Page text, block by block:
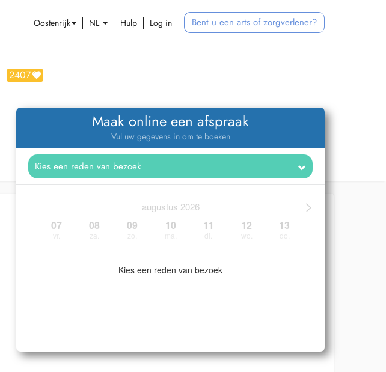
Oostenrijk NL Hulp Log in Bent u een arts of zorgverlener?
2407
Maak online een afspraak
Vul uw gegevens in om te boeken
>
augustus 2026
07 08 09 10 11 12 13
Kies een reden van bezoek